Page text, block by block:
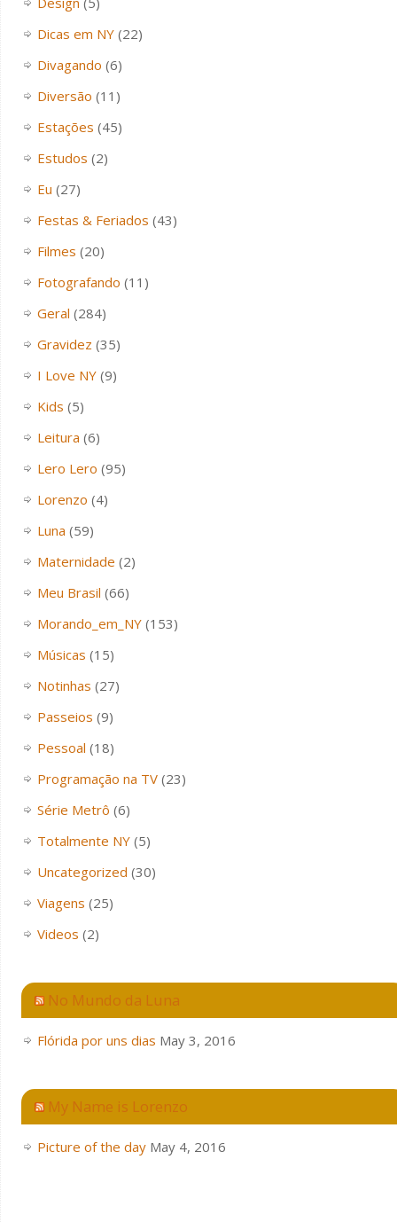
Dicas em NY(22)
Divagando (6)
Diversão (11)
Estações (45)
Estudos (2)
Eu (27)
Festas & Feriados (43)
Filmes (20)
Fotografando (11)
Geral (284)
Gravidez (35)
I Love NY(9)
Kids (5)
Leitura (6)
Lero Lero (95)
Lorenzo (4)
Luna (59)
Maternidade (2)
Meu Brasil (66)
Morando_em_NY(153)
Músicas (15)
Notinhas (27)
Passeios (9)
Pessoal (18)
Programação na TV(23)
Série Metrô (6)
Totalmente NY(5)
Uncategorized (30)
Viagens (25)
Videos (2)
No Mundo da Luna
Flórida por uns dias May 3, 2016
My Name is Lorenzo
Picture of the day May 4, 2016